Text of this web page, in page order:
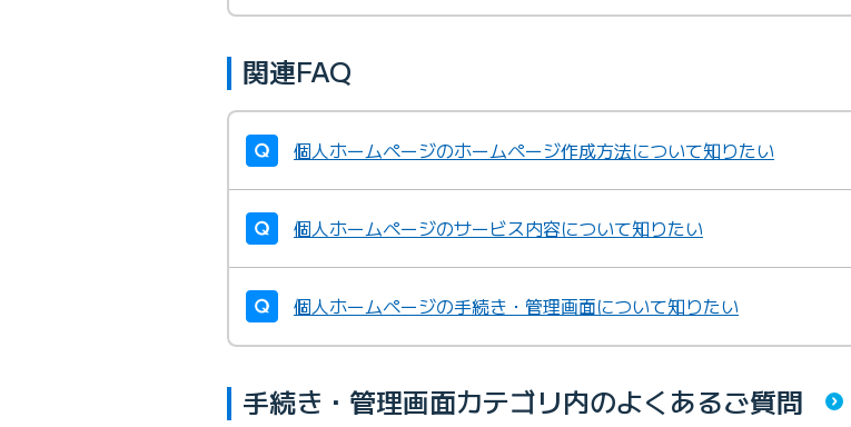
関連FAQ
個人ホームページのホームページ作成方法について知りたい
個人ホームページのサービス内容について知りたい
個人ホームページの手続き・管理画面について知りたい
手続き・管理画面カテゴリ内のよくあるご質問